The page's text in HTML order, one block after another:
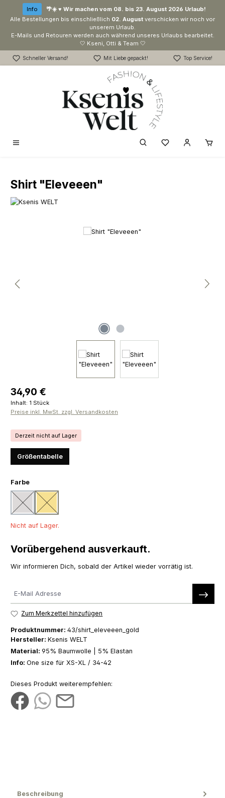
Zum Hauptinhalt springen
Info
🌴☀️ ♥ Wir machen vom 08. bis 23. August 2026 Urlaub!
Alle Bestellungen bis einschließlich 02. August verschicken wir noch vor
unserem Urlaub.
E-Mails und Retouren werden auch während unseres Urlaubs bearbeitet.
🤍 Kseni, Otti & Team 🤍
Schneller Versand! Mit Liebe gepackt! Top Service!
Du hast 0
Shirt "Eleveeen"
Bildergalerie überspringen
Regulärer Preis:
34,90 €
Inhalt: 1 Stück
Preise inkl. MwSt. zzgl. Versandkosten
Derzeit nicht auf Lager
Größentabelle
Farbeauswählen
silber
(Diese Option ist zurzeit nicht verfügbar.)
gold
(Diese Option ist zurzeit nicht verfügbar.)
Nicht auf Lager.
Vorübergehend ausverkauft.
Wir informieren Dich, sobald der Artikel wieder vorrätig ist.
Zum Merkzettel hinzufügen
Produktnummer: 43/shirt_eleveeen_gold
Hersteller: Ksenis WELT
Material: 95% Baumwolle | 5% Elastan
Info: One size für XS-XL / 34-42
Dieses Produkt weiterempfehlen:
Beschreibung